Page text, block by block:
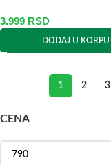
CENA
XWE)
3.999 RSD
DODAJ U KORPU
1 2 3